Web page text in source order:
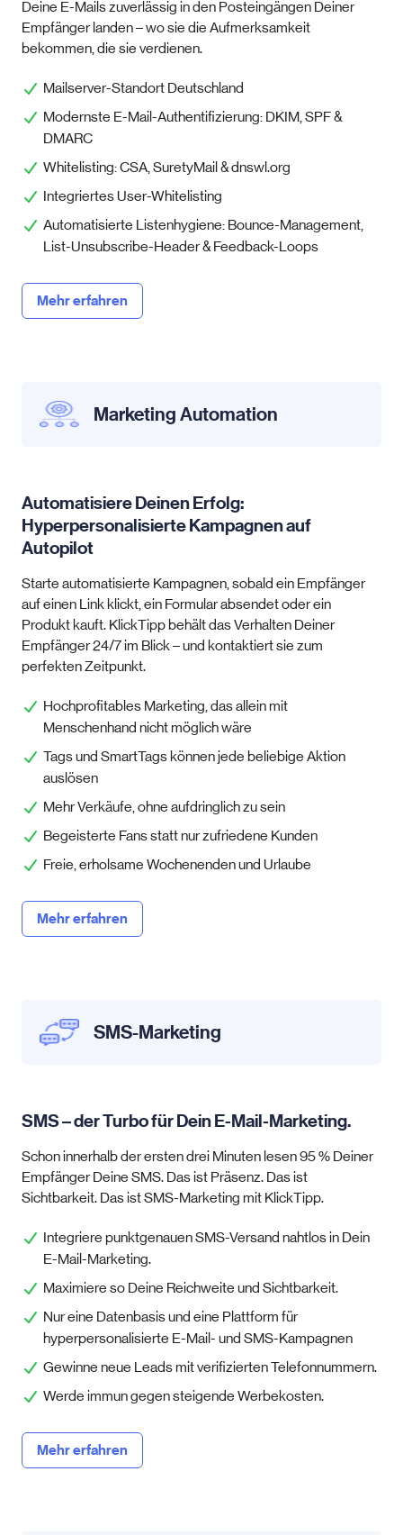
Deine E-Mails zuverlässig in den Posteingängen Deiner
Empfänger landen – wo sie die Aufmerksamkeit
bekommen, die sie verdienen.
Mailserver-Standort Deutschland
Modernste E-Mail-Authentifizierung: DKIM, SPF &
DMARC
Whitelisting: CSA, SuretyMail & dnswl.org
Integriertes User-Whitelisting
Automatisierte Listenhygiene: Bounce-Management,
List-Unsubscribe-Header & Feedback-Loops
Mehr erfahren
Marketing Automation
Automatisiere Deinen Erfolg:
Hyperpersonalisierte Kampagnen auf
Autopilot
Starte automatisierte Kampagnen, sobald ein Empfänger
auf einen Link klickt, ein Formular absendet oder ein
Produkt kauft. KlickTipp behält das Verhalten Deiner
Empfänger 24/7 im Blick – und kontaktiert sie zum
perfekten Zeitpunkt.
Hochprofitables Marketing, das allein mit
Menschenhand nicht möglich wäre
Tags und SmartTags können jede beliebige Aktion
auslösen
Mehr Verkäufe, ohne aufdringlich zu sein
Begeisterte Fans statt nur zufriedene Kunden
Freie, erholsame Wochenenden und Urlaube
Mehr erfahren
SMS-Marketing
SMS – der Turbo für Dein E-Mail-Marketing.
Schon innerhalb der ersten drei Minuten lesen 95 % Deiner
Empfänger Deine SMS. Das ist Präsenz. Das ist
Sichtbarkeit. Das ist SMS-Marketing mit KlickTipp.
Integriere punktgenauen SMS-Versand nahtlos in Dein
E-Mail-Marketing.
Maximiere so Deine Reichweite und Sichtbarkeit.
Nur eine Datenbasis und eine Plattform für
hyperpersonalisierte E-Mail- und SMS-Kampagnen
Gewinne neue Leads mit verifizierten Telefonnummern.
Werde immun gegen steigende Werbekosten.
Mehr erfahren